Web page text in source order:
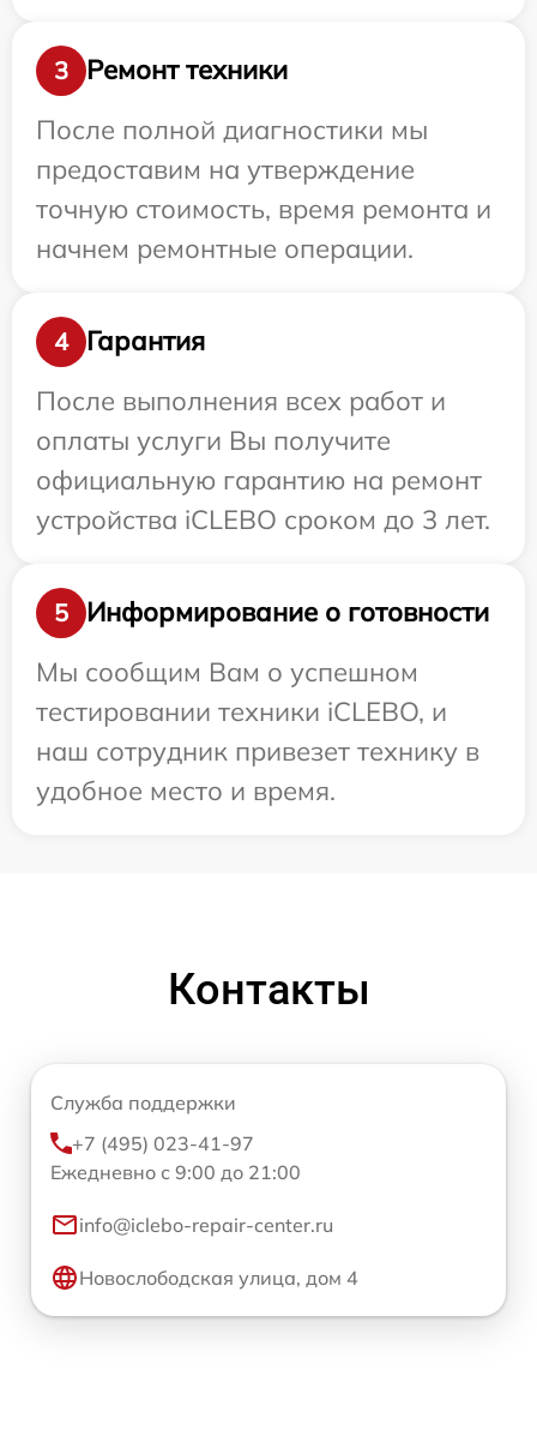
3
Ремонт техники
После полной диагностики мы
предоставим на утверждение
точную стоимость, время ремонта и
начнем ремонтные операции.
4
Гарантия
После выполнения всех работ и
оплаты услуги Вы получите
официальную гарантию на ремонт
устройства iCLEBO сроком до 3 лет.
5
Информирование о готовности
Мы сообщим Вам о успешном
тестировании техники iCLEBO, и
наш сотрудник привезет технику в
удобное место и время.
Контакты
Служба поддержки
+7 (495) 023-41-97
Ежедневно с 9:00 до 21:00
info@iclebo-repair-center.ru
Новослободская улица, дом 4